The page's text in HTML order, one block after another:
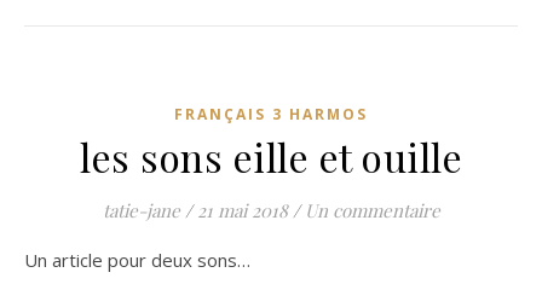
FRANÇAIS 3 HARMOS
les sons eille et ouille
tatie-jane / 21 mai 2018 / Un commentaire
Un article pour deux sons…